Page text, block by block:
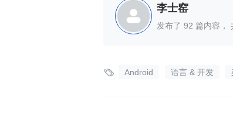
李士窑
发布了 92 篇内容，
 Android 语言 & 开发